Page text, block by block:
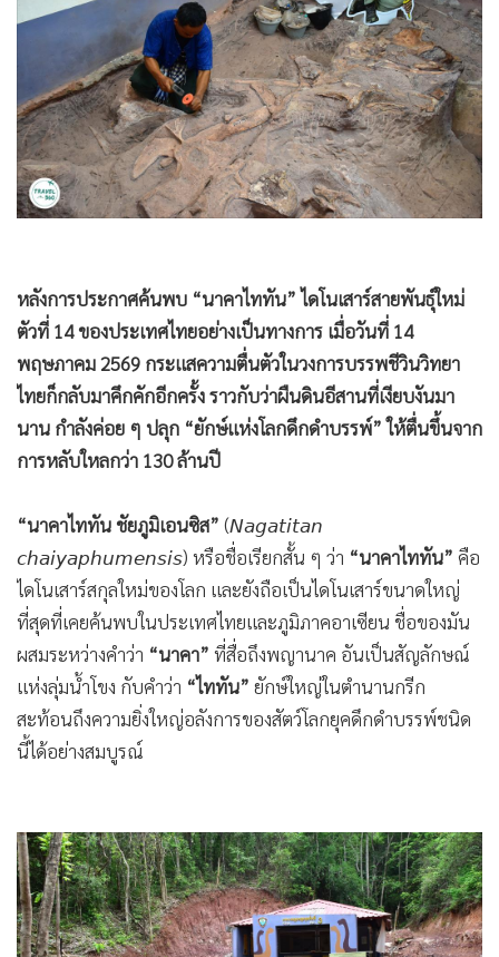
• Good health & Well-being
Green Innovation & SD
Management & HR
• MGR Live
• Infographic
• การเมือง
• ท่องเที่ยว
• ต่างประเทศ
• Special Scoop
• เศรษฐกิจ-ธุรกิจ
• จีน
• ชุมชน-คุณภาพชีวิต
• อาชญากรรม
เกม
• วิทยาศาสตร์
SMEs
หุ้น
อินโดจีน
• กองทุนรวม
• Celeb Online
• News1
• Gotomanager
หลังการประกาศค้นพบ “นาคาไททัน” ไดโนเสาร์สายพันธุ์ใหม่
ตัวที่ 14 ของประเทศไทยอย่างเป็นทางการ เมื่อวันที่ 14
พฤษภาคม 2569 กระแสความตื่นตัวในวงการบรรพชีวินวิทยา
ไทยก็กลับมาคึกคักอีกครั้ง ราวกับว่าผืนดินอีสานที่เงียบงันมา
นาน กำลังค่อย ๆ ปลุก “ยักษ์แห่งโลกดึกดำบรรพ์” ให้ตื่นขึ้นจาก
การหลับใหลกว่า 130 ล้านปี
“นาคาไททัน ชัยภูมิเอนซิส” (𝘕𝘢𝘨𝘢𝘵𝘪𝘵𝘢𝘯
𝘤𝘩𝘢𝘪𝘺𝘢𝘱𝘩𝘶𝘮𝘦𝘯𝘴𝘪𝘴) หรือชื่อเรียกสั้น ๆ ว่า “นาคาไททัน” คือ
ไดโนเสาร์สกุลใหม่ของโลก และยังถือเป็นไดโนเสาร์ขนาดใหญ่
ที่สุดที่เคยค้นพบในประเทศไทยและภูมิภาคอาเซียน ชื่อของมัน
ผสมระหว่างคำว่า “นาคา” ที่สื่อถึงพญานาค อันเป็นสัญลักษณ์
แห่งลุ่มน้ำโขง กับคำว่า “ไททัน” ยักษ์ใหญ่ในตำนานกรีก
สะท้อนถึงความยิ่งใหญ่อลังการของสัตว์โลกยุคดึกดำบรรพ์ชนิด
นี้ได้อย่างสมบูรณ์